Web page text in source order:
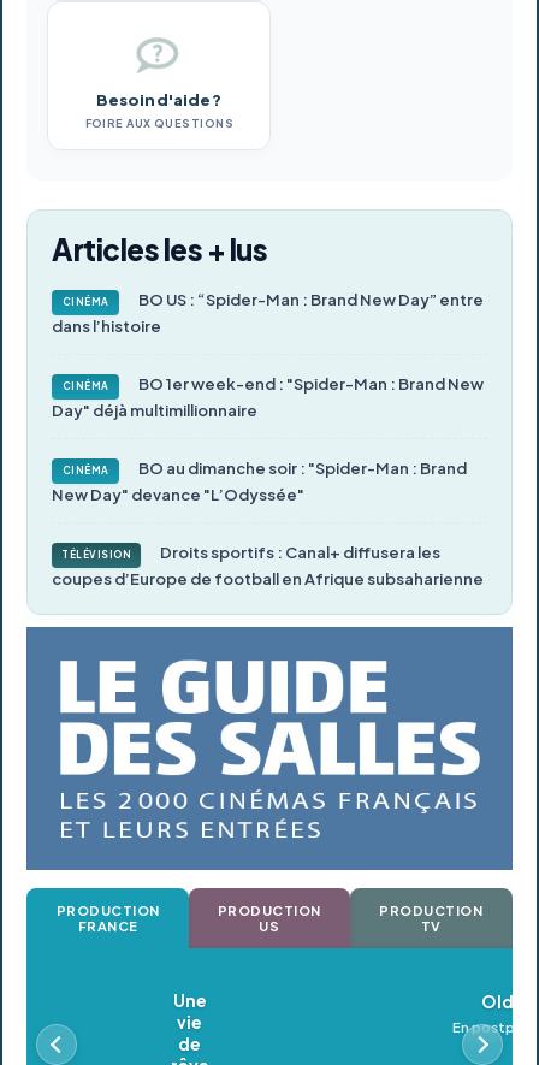
Besoin d'aide ?
FOIRE AUX QUESTIONS
Articles les + lus
CINÉMA
BO US : “Spider-Man : Brand New Day” entre
dans l’histoire
CINÉMA
BO 1er week-end : "Spider-Man : Brand New
Day" déjà multimillionnaire
CINÉMA
BO au dimanche soir : "Spider-Man : Brand
New Day" devance "L’Odyssée"
TÉLÉVISION
Droits sportifs : Canal+ diffusera les
coupes d’Europe de football en Afrique subsaharienne
PRODUCTION
FRANCE
PRODUCTION
US
PRODUCTION
TV
Oldeupe
En postproduction